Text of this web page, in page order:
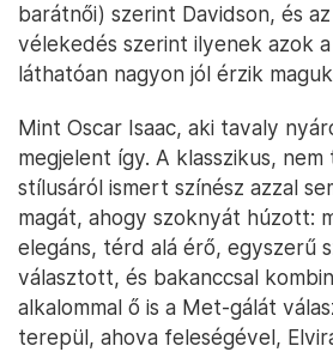
barátnői) szerint Davidson, és
vélekedés szerint ilyenek azok
láthatóan nagyon jól érzik
Mint Oscar Isaac, aki tavaly
megjelent így. A klasszikus,
stílusáról ismert színész azzal
magát, ahogy szoknyát húzott:
elegáns, térd alá érő, egyszerű
választott, és bakanccsal
alkalommal ő is a Met-gálát
terepül, ahova feleségével,